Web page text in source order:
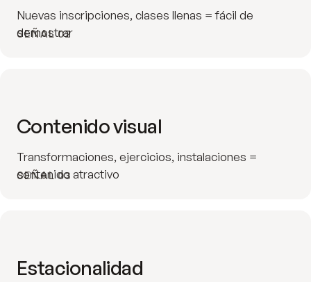
SEÑAL 02
Nuevas inscripciones, clases llenas = fácil de
demostrar
SEÑAL 03
Contenido visual
Transformaciones, ejercicios, instalaciones =
contenido atractivo
Estacionalidad